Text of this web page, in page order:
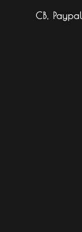
CB, Paypal